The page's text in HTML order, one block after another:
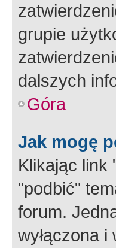
grupie
dalszych
Góra
Jak mogę
Klikając link
"podbić"
forum.
wyłączona